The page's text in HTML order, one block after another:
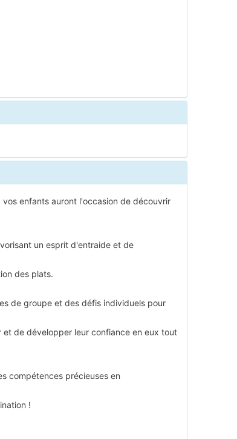
enfants auront l'occasion de découvrir
un esprit d'entraide et de
des plats.
de groupe et des défis individuels pour
de développer leur confiance en eux tout
compétences précieuses en
!